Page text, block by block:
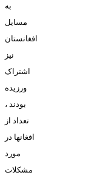
به
مسايل
افغانستان
نيز
اشتراک
ورزيده
بودند ،
تعداد از
افغانها در
مورد
مشکلات